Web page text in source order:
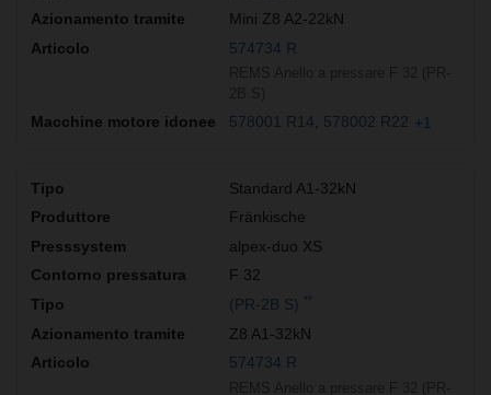
Mini Z8 A2-22kN
574734 R
578001 R14 578002 R22 +1
Standard A1-32kN
Fränkische
alpex-duo XS
F 32
(PR-2B S)
Z8 A1-32kN
574734 R